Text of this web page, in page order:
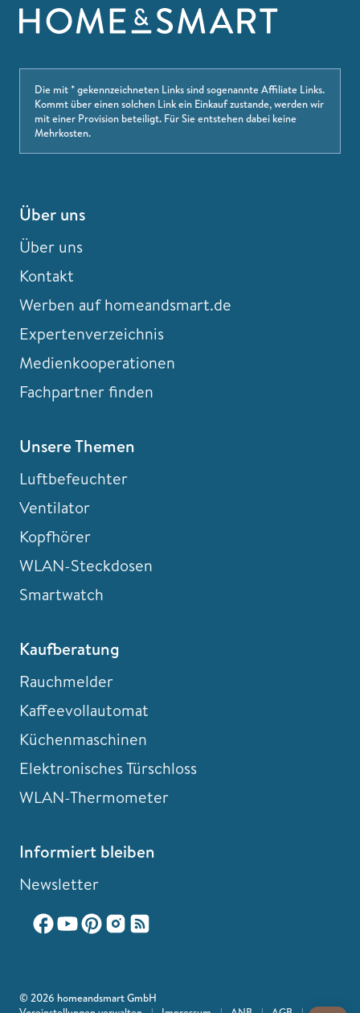
Die mit * gekennzeichneten Links sind sogenannte Affiliate Links.
Kommt über einen solchen Link ein Einkauf zustande, werden wir
mit einer Provision beteiligt. Für Sie entstehen dabei keine
Mehrkosten.
Über uns
Über uns
Kontakt
Werben auf homeandsmart.de
Expertenverzeichnis
Medienkooperationen
Fachpartner finden
Unsere Themen
Luftbefeuchter
Ventilator
Kopfhörer
WLAN-Steckdosen
Smartwatch
Kaufberatung
Rauchmelder
Kaffeevollautomat
Küchenmaschinen
Elektronisches Türschloss
WLAN-Thermometer
Informiert bleiben
Newsletter
© 2026 homeandsmart GmbH